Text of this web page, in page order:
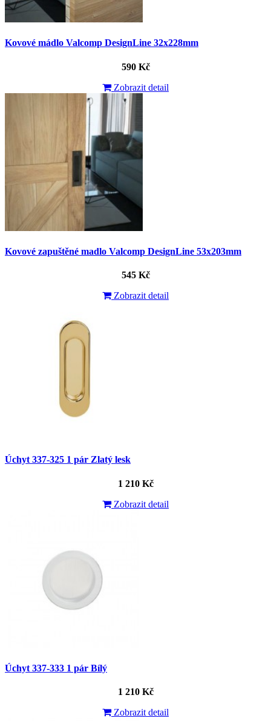
Kovové mádlo Valcomp DesignLine 32x228mm
590 Kč
Zobrazit detail
Kovové zapuštěné madlo Valcomp DesignLine 53x203mm
545 Kč
Zobrazit detail
Úchyt 337-325 1 pár Zlatý lesk
1 210 Kč
Zobrazit detail
Úchyt 337-333 1 pár Bílý
1 210 Kč
Zobrazit detail